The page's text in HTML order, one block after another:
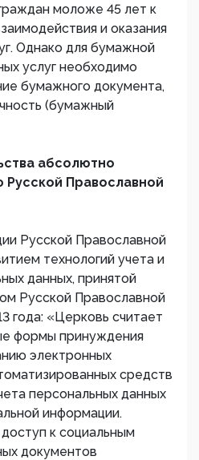
моложе 45 лет к
и оказания
Однако для бумажной
услуг необходимо
бумажного документа,
(бумажный
абсолютно
Русской Православной
Русской Православной
технологий учета и
данных, принятой
Русской Православной
года: «Церковь считает
формы принуждения
электронных
средств
персональных данных
информации.
к социальным
документов